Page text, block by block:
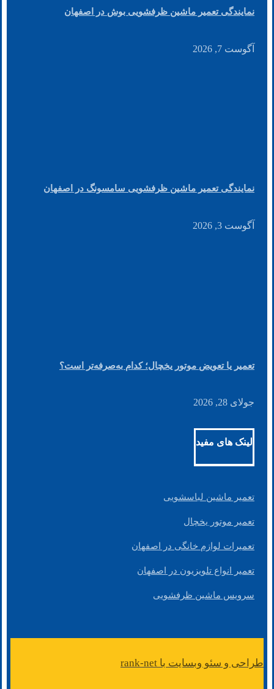
نمایندگی تعمیر ماشین ظرفشویی بوش در اصفهان
آگوست 7, 2026
نمایندگی تعمیر ماشین ظرفشویی سامسونگ در اصفهان
آگوست 3, 2026
تعمیر یا تعویض موتور یخچال؛ کدام به‌صرفه‌تر است؟
جولای 28, 2026
لینک های مفید
تعمیر ماشین لباسشویی
تعمیر موتور یخچال
تعمیرات لوازم خانگی در اصفهان
تعمیر انواع تلویزیون در اصفهان
سرویس ماشین ظرفشویی
طراحی و سئو وبسایت با rank-net